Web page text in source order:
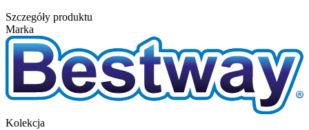
Szczegóły produktu
Marka
Kolekcja